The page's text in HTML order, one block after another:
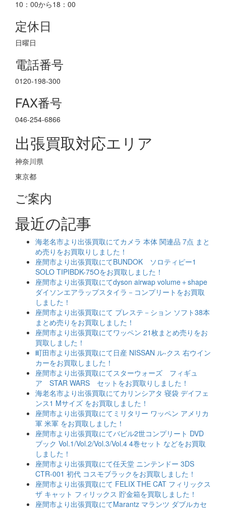
10：00から18：00
定休日
日曜日
電話番号
0120-198-300
FAX番号
046-254-6866
出張買取対応エリア
神奈川県
東京都
ご案内
最近の記事
海老名市より出張買取にてカメラ 本体 関連品 7点 まと
め売りをお買取りしました！
座間市より出張買取にてBUNDOK ソロティピー1
SOLO TIPIBDK-75Oをお買取しました！
座間市より出張買取にてdyson airwap volume＋shape
ダイソンエアラップスタイラ－コンプリートをお買取
しました！
座間市より出張買取にて プレステ－ション ソフト38本
まとめ売りをお買取しました！
座間市より出張買取にてワッペン 21枚まとめ売りをお
買取しました！
町田市より出張買取にて日産 NISSAN ル-クス 右ウイン
カーをお買取しました！
座間市より出張買取にてスターウォーズ フィギュ
ア STAR WARS セットをお買取りしました！
海老名市より出張買取にてカリンシアタ 寝袋 デイフェ
ンス1 Mサイズ をお買取しました！
座間市より出張買取にてミリタリー ワッペン アメリカ
軍 米軍 をお買取しました！
座間市より出張買取にてバビル2世コンプリート DVD
ブック Vol.1/Vol.2/Vol.3/Vol.4 4巻セット などをお買取
しました！
座間市より出張買取にて任天堂 ニンテンドー 3DS
CTR-001 初代 コスモブラックをお買取しました！
座間市より出張買取にて FELIX THE CAT フィリックス
ザ キャット フィリックス 貯金箱を買取しました！
座間市より出張買取にてMarantz マランツ ダブルカセ